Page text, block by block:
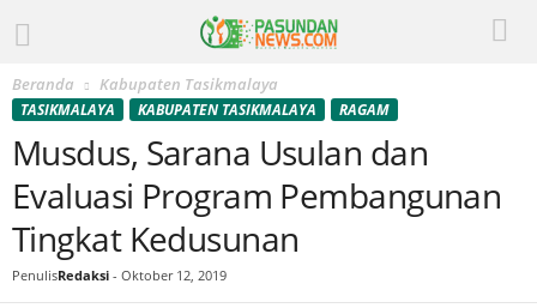
Beranda Kabupaten Tasikmalaya
TASIKMALAYA KABUPATEN TASIKMALAYA RAGAM
Musdus, Sarana Usulan dan
Evaluasi Program Pembangunan
Tingkat Kedusunan
PenulisRedaksi - Oktober 12, 2019